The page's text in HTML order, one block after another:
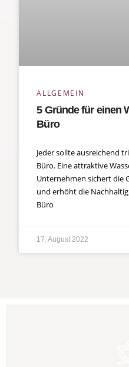
ALLGEMEIN
5 Gründe für einen
Büro
Jeder sollte ausreichend
Büro. Eine attraktive
Unternehmen sichert die
und erhöht die
Büro
17. August 2022